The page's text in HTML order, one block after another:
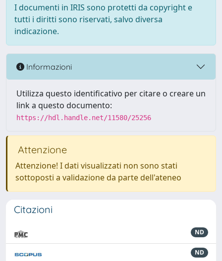
I documenti in IRIS sono protetti da copyright e
tutti i diritti sono riservati, salvo diversa
indicazione.
Informazioni
Utilizza questo identificativo per citare o creare un
link a questo documento:
https://hdl.handle.net/11580/25256
Attenzione
Attenzione! I dati visualizzati non sono stati
sottoposti a validazione da parte dell'ateneo
Citazioni
ND
ND